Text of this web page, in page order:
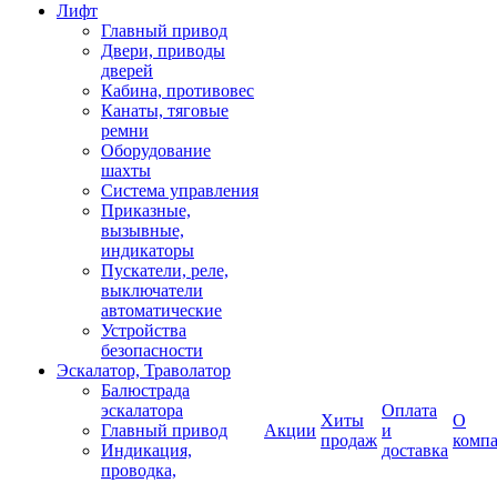
Лифт
Главный привод
Двери, приводы
дверей
Кабина, противовес
Канаты, тяговые
ремни
Оборудование
шахты
Система управления
Приказные,
вызывные,
индикаторы
Пускатели, реле,
выключатели
автоматические
Устройства
безопасности
Эскалатор, Траволатор
Балюстрада
эскалатора
Главный привод
Индикация,
проводка,
Акции
Хиты
продаж
Оплата
и
доставка
О